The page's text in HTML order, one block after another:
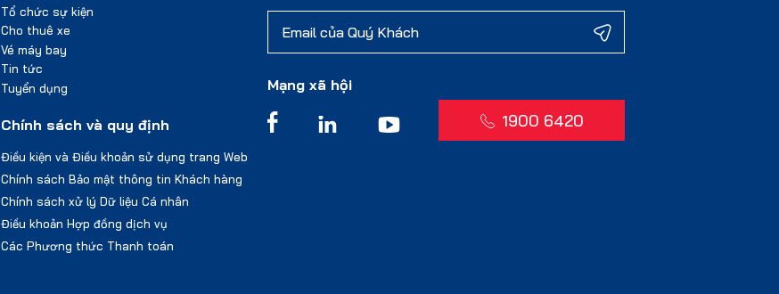
Tổ chức sự kiện
Cho thuê xe
Vé máy bay
Tin tức
Tuyển dụng
Chính sách và quy định
Điều kiện và Điều khoản sử dụng trang Web
Chính sách Bảo mật thông tin Khách hàng
Chính sách xử lý Dữ liệu Cá nhân
Điều khoản Hợp đồng dịch vụ
Các Phương thức Thanh toán
Mạng xã hội
1900 6420